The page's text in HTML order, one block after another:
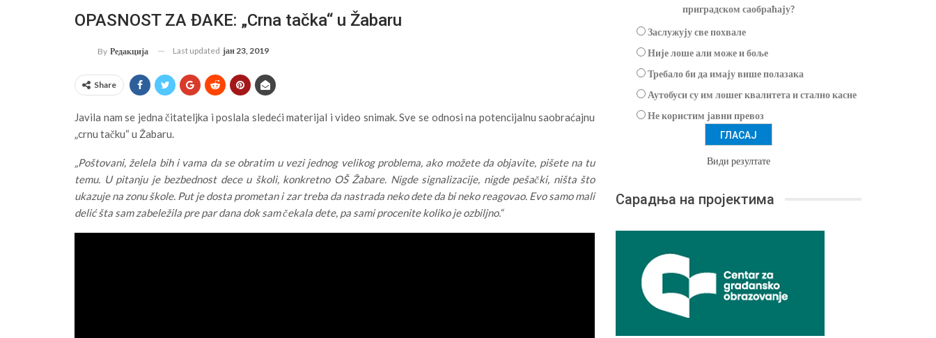
OPASNOST ZA ĐAKE: „Crna tačka“ u Žabaru
By Редакција Last updated јан 23, 2019
Share
Javila nam se jedna čitateljka i poslala sledeći materijal i video snimak. Sve se odnosi na potencijalnu saobraćajnu
„crnu tačku“ u Žabaru.
„Poštovani, želela bih i vama da se obratim u vezi jednog velikog problema, ako možete da objavite, pišete na tu
temu. U pitanju je bezbednost dece u školi, konkretno OŠ Žabare. Nigde signalizacije, nigde pešački, ništa što
ukazuje na zonu škole. Put je dosta prometan i zar treba da nastrada neko dete da bi neko reagovao. Evo samo mali
delić šta sam zabeležila pre par dana dok sam čekala dete, pa sami procenite koliko je ozbiljno.“
приградском саобраћају?
Заслужују све похвале
Није лоше али може и боље
Требало би да имају више полазака
Аутобуси су им лошег квалитета и стално касне
Не користим јавни превоз
Види резултате
Сарадња на пројектима